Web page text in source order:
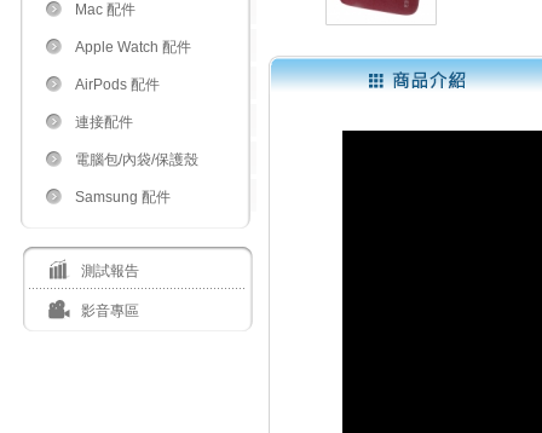
Mac 配件
Apple Watch 配件
AirPods 配件
連接配件
電腦包/內袋/保護殼
Samsung 配件
測試報告
影音專區